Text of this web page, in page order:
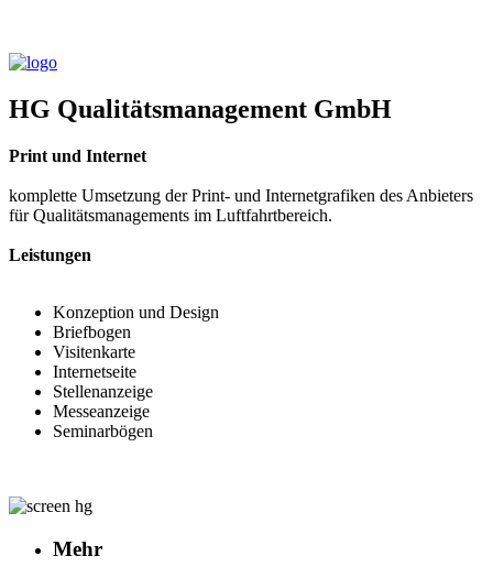
HG Qualitätsmanagement GmbH
Print und Internet
komplette Umsetzung der Print- und Internetgrafiken des Anbieters
für Qualitätsmanagements im Luftfahrtbereich.
Leistungen
Konzeption und Design
Briefbogen
Visitenkarte
Internetseite
Stellenanzeige
Messeanzeige
Seminarbögen
Mehr